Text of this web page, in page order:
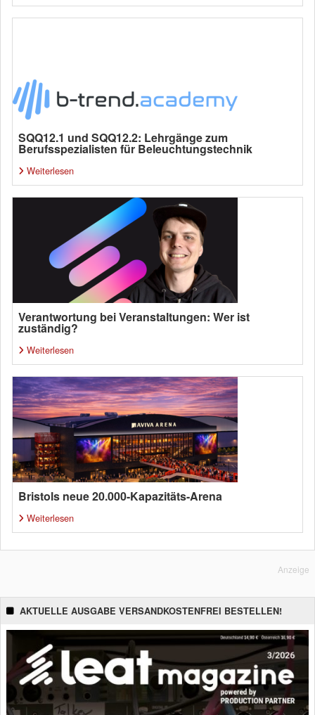
SQQ12.1 und SQQ12.2: Lehrgänge zum
Berufsspezialisten für Beleuchtungstechnik
Weiterlesen
Verantwortung bei Veranstaltungen: Wer ist
zuständig?
Weiterlesen
Bristols neue 20.000-Kapazitäts-Arena
Weiterlesen
Anzeige
AKTUELLE AUSGABE VERSANDKOSTENFREI BESTELLEN!